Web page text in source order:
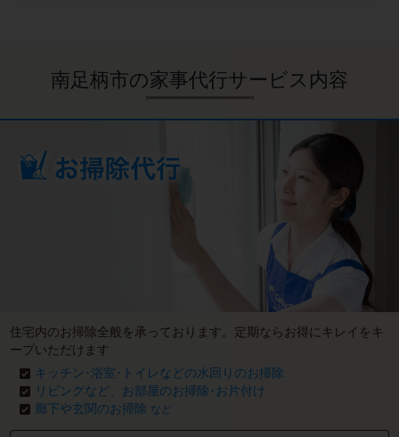
南足柄市の家事代行サービス内容
住宅内のお掃除全般を承っております。定期ならお得にキレイをキ
ープいただけます
キッチン･浴室･トイレなどの水回りのお掃除
リビングなど、お部屋のお掃除･お片付け
廊下や玄関のお掃除 など